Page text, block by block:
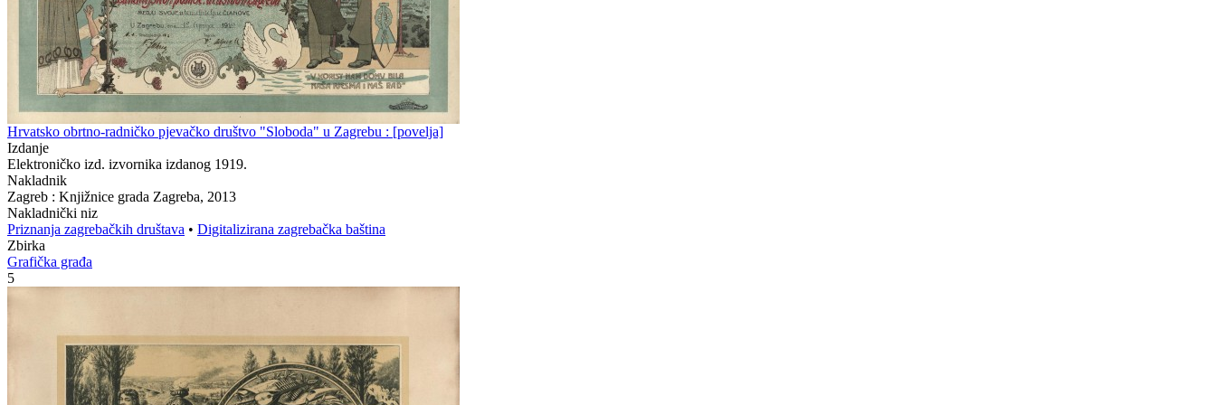
Hrvatsko obrtno-radničko pjevačko društvo "Sloboda" u Zagrebu : [povelja]
Izdanje
Elektroničko izd. izvornika izdanog 1919.
Nakladnik
Zagreb : Knjižnice grada Zagreba, 2013
Nakladnički niz
Priznanja zagrebačkih društava • Digitalizirana zagrebačka baština
Zbirka
Grafička građa
5